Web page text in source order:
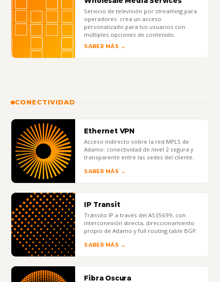
Servicio de televisión por streaming para
operadores: crea un acceso
personalizado para tus usuarios con
múltiples opciones de contenido.
SABER MÁS →
CONECTIVIDAD
Ethernet VPN
Acceso indirecto sobre la red MPLS de
Adamo: conectividad de nivel 2 segura y
transparente entre las sedes del cliente.
SABER MÁS →
IP Transit
Tránsito IP a través del AS35699, con
interconexión directa, direccionamiento
propio de Adamo y full routing table BGP.
SABER MÁS →
Fibra Oscura